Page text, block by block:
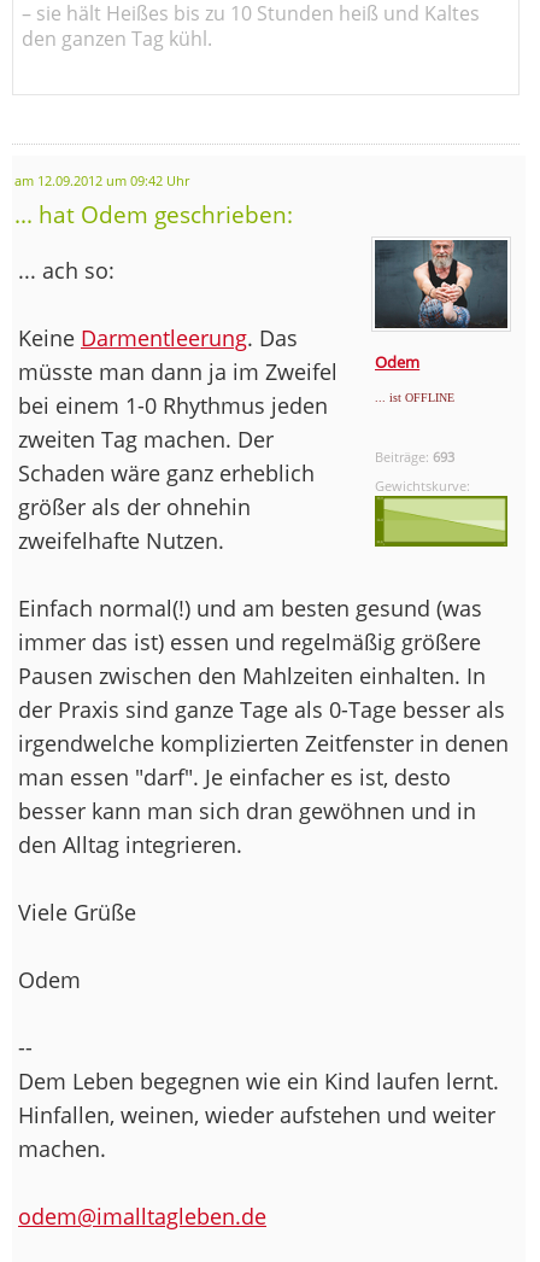
– sie hält Heißes bis zu 10 Stunden heiß und Kaltes
den ganzen Tag kühl.
am 12.09.2012 um 09:42 Uhr
... hat Odem geschrieben:
Odem
... ist OFFLINE
Beiträge:693
Gewichtskurve:
... ach so:
Keine Darmentleerung. Das
müsste man dann ja im Zweifel
bei einem 1-0 Rhythmus jeden
zweiten Tag machen. Der
Schaden wäre ganz erheblich
größer als der ohnehin
zweifelhafte Nutzen.
Einfach normal(!) und am besten gesund (was
immer das ist) essen und regelmäßig größere
Pausen zwischen den Mahlzeiten einhalten. In
der Praxis sind ganze Tage als 0-Tage besser als
irgendwelche komplizierten Zeitfenster in denen
man essen "darf". Je einfacher es ist, desto
besser kann man sich dran gewöhnen und in
den Alltag integrieren.
Viele Grüße
Odem
--
Dem Leben begegnen wie ein Kind laufen lernt.
Hinfallen, weinen, wieder aufstehen und weiter
machen.
odem@imalltagleben.de